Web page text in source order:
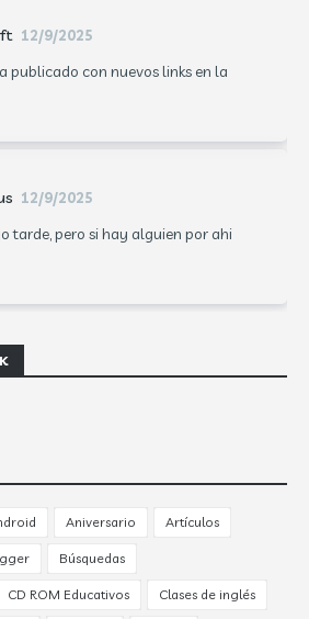
12/9/2025
publicado con nuevos links en la
12/9/2025
tarde, pero si hay alguien por ahi
Aniversario Artículos
Búsquedas
CD ROM Educativos Clases de inglés